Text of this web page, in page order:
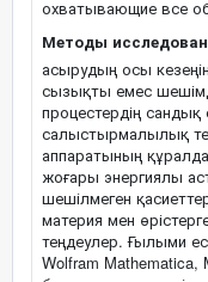
охватывающие все
Методы
асырудың осы
сызықты емес
процестердің
салыстырмалылық
аппаратының
жоғары энергиялы
шешілмеген
материя мен
теңдеулер. Ғылыми
Wolfram Mathematica,